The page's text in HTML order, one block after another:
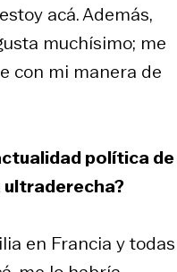
acá. Además,
muchísimo; me
con mi manera de
política de
ultraderecha?
en Francia y todas